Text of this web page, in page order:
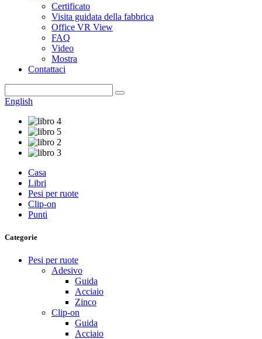
Certificato
Visita guidata della fabbrica
Office VR View
FAQ
Video
Mostra
Contattaci
English
Casa
Libri
Pesi per ruote
Clip-on
Punti
Categorie
Pesi per ruote
Adesivo
Guida
Acciaio
Zinco
Clip-on
Guida
Acciaio